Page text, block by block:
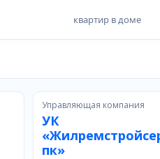
квартир в доме
Управляющая компания
УК
пк»